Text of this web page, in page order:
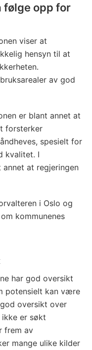
følge opp for
viser at
hensyn til at
av god
er blant annet at
forsterker
spesielt for
kvalitet. I
at regjeringen
i Oslo og
kommunenes
har god oversikt
potensielt kan være
oversikt over
er søkt
frem av
mange ulike kilder